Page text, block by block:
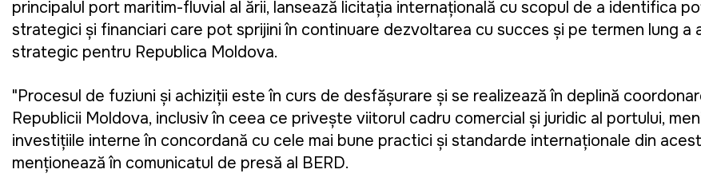
principalul port maritim-fluvial al țării, lansează licitația internațională cu scopul de a identifica
strategici și financiari care pot sprijini în continuare dezvoltarea cu succes și pe termen lung a
strategic pentru Republica Moldova.
"Procesul de fuziuni și achiziții este în curs de desfășurare și se realizează în deplină
Republicii Moldova, inclusiv în ceea ce privește viitorul cadru comercial și juridic al portului,
investițiile interne în concordanță cu cele mai bune practici și standarde internaționale din
menționează în comunicatul de presă al BERD.